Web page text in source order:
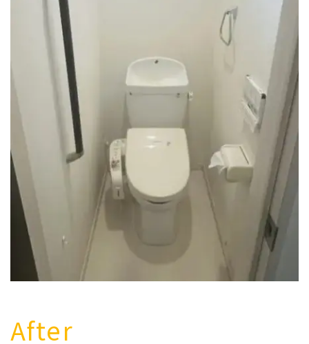
After